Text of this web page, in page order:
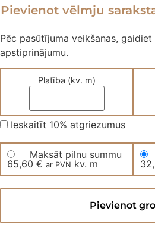
Pievienot vēlmju
Pēc pasūtījuma veikšanas,
apstiprinājumu.
Platība (kv. m)
Ieskaitīt 10% atgriezumus
Maksāt pilnu summu
65,60 € ar PVN kv. m
Divslāņu
600HWSRBB
Pievienot